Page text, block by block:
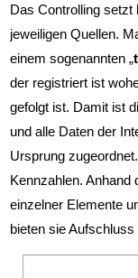
Glossar
Das Controlling
jeweiligen Quellen.
einem sogenannten „
der registriert ist
gefolgt ist. Damit ist
und alle Daten der
Ursprung
Kennzahlen. Anhand
einzelner Elemente
bieten sie